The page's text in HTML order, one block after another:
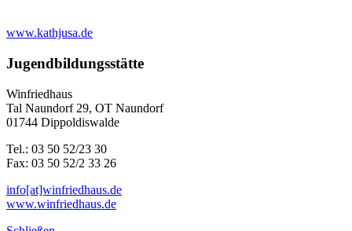
www.kathjusa.de
Jugendbildungsstätte
Winfriedhaus
Tal Naundorf 29, OT Naundorf
01744 Dippoldiswalde
Tel.: 03 50 52/23 30
Fax: 03 50 52/2 33 26
info[at]winfriedhaus.de
www.winfriedhaus.de